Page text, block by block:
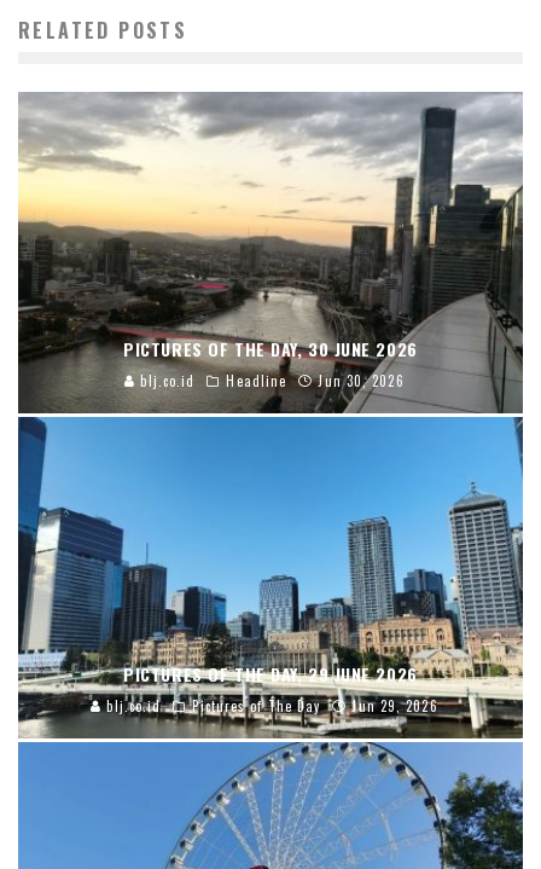
RELATED POSTS
PICTURES OF THE DAY, 30 JUNE 2026
blj.co.id Headline Jun 30, 2026
PICTURES OF THE DAY, 29 JUNE 2026
blj.co.id Pictures of The Day Jun 29, 2026